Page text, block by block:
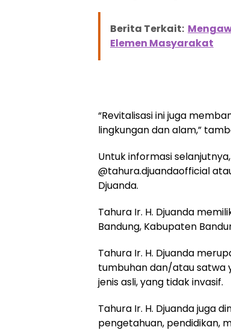
Berita Terkait:
Elemen Masyarakat
“Revitalisasi ini juga
lingkungan dan alam,”
Untuk informasi
@tahura.djuandaofficial
Djuanda.
Tahura Ir. H. Djuanda
Bandung, Kabupaten
Tahura Ir. H. Djuanda
tumbuhan dan/atau satwa
jenis asli, yang tidak invasif.
Tahura Ir. H. Djuanda juga
pengetahuan, pendidikan,